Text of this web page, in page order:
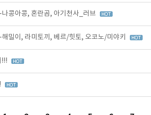
콩아콩, 혼란곰, 아기천사_러브
밀이, 라미토끼, 베르/힛토, 오코노/미야키
!!!